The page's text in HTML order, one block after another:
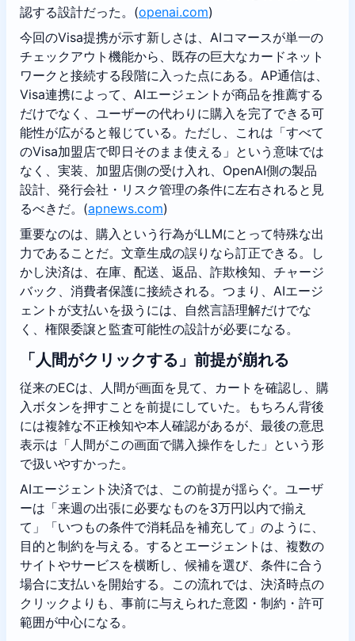
認する設計だった。(openai.com)
今回のVisa提携が示す新しさは、AIコマースが単一の
チェックアウト機能から、既存の巨大なカードネット
ワークと接続する段階に入った点にある。AP通信は、
Visa連携によって、AIエージェントが商品を推薦する
だけでなく、ユーザーの代わりに購入を完了できる可
能性が広がると報じている。ただし、これは「すべて
のVisa加盟店で即日そのまま使える」という意味では
なく、実装、加盟店側の受け入れ、OpenAI側の製品
設計、発行会社・リスク管理の条件に左右されると見
るべきだ。(apnews.com)
重要なのは、購入という行為がLLMにとって特殊な出
力であることだ。文章生成の誤りなら訂正できる。し
かし決済は、在庫、配送、返品、詐欺検知、チャージ
バック、消費者保護に接続される。つまり、AIエージ
ェントが支払いを扱うには、自然言語理解だけでな
く、権限委譲と監査可能性の設計が必要になる。
「人間がクリックする」前提が崩れる
従来のECは、人間が画面を見て、カートを確認し、購
入ボタンを押すことを前提にしていた。もちろん背後
には複雑な不正検知や本人確認があるが、最後の意思
表示は「人間がこの画面で購入操作をした」という形
で扱いやすかった。
AIエージェント決済では、この前提が揺らぐ。ユーザ
ーは「来週の出張に必要なものを3万円以内で揃え
て」「いつもの条件で消耗品を補充して」のように、
目的と制約を与える。するとエージェントは、複数の
サイトやサービスを横断し、候補を選び、条件に合う
場合に支払いを開始する。この流れでは、決済時点の
クリックよりも、事前に与えられた意図・制約・許可
範囲が中心になる。